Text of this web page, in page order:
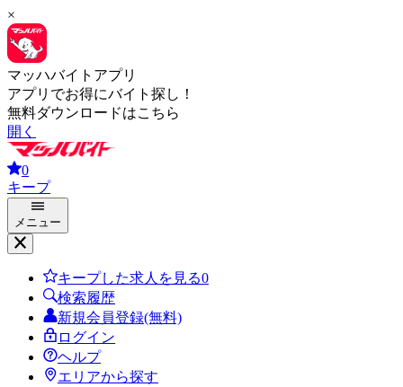
×
マッハバイトアプリ
アプリでお得にバイト探し！
無料ダウンロードはこちら
開く
0
キープ
メニュー
キープした求人を見る0
検索履歴
新規会員登録(無料)
ログイン
ヘルプ
エリアから探す